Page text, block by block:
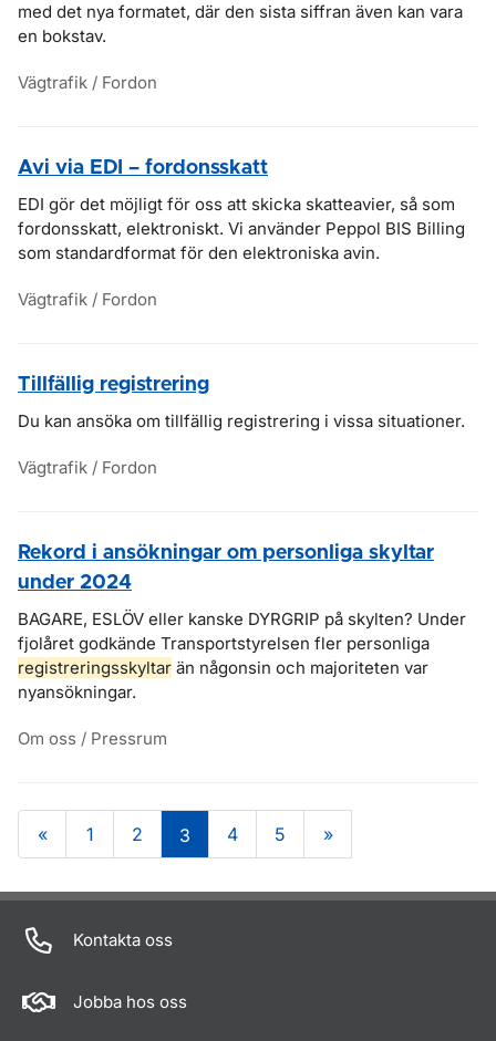
med det nya formatet, där den sista siffran även kan vara
en bokstav.
Vägtrafik / Fordon
Avi via EDI – fordonsskatt
EDI gör det möjligt för oss att skicka skatteavier, så som
fordonsskatt, elektroniskt. Vi använder Peppol BIS Billing
som standardformat för den elektroniska avin.
Vägtrafik / Fordon
Tillfällig registrering
Du kan ansöka om tillfällig registrering i vissa situationer.
Vägtrafik / Fordon
Rekord i ansökningar om personliga skyltar
under 2024
BAGARE, ESLÖV eller kanske DYRGRIP på skylten? Under
fjolåret godkände Transportstyrelsen fler personliga
registreringsskyltar än någonsin och majoriteten var
nyansökningar.
Om oss / Pressrum
« 1 2 3 4 5 »
Om sidan
Kontakta oss
Jobba hos oss